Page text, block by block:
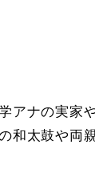
アナの実家
和太鼓や両